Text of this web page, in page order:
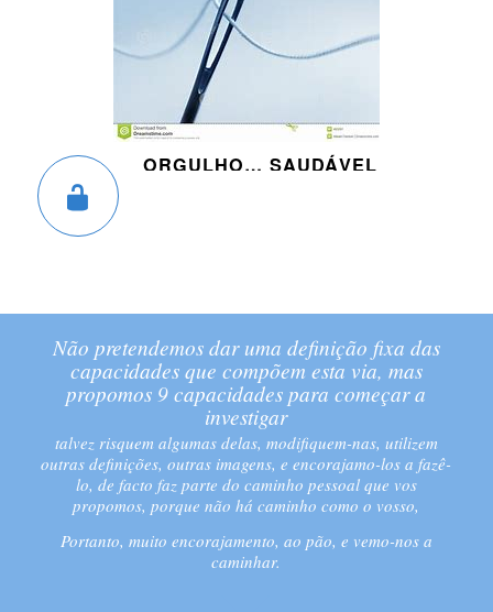
ORGULHO… SAUDÁVEL
Não pretendemos dar uma definição fixa das
capacidades que compõem esta via, mas
propomos 9 capacidades para começar a
investigar
talvez risquem algumas delas, modifiquem-nas, utilizem
outras definições, outras imagens, e encorajamo-los a fazê-
lo, de facto faz parte do caminho pessoal que vos
propomos, porque não há caminho como o vosso,
Portanto, muito encorajamento, ao pão, e vemo-nos a
caminhar.